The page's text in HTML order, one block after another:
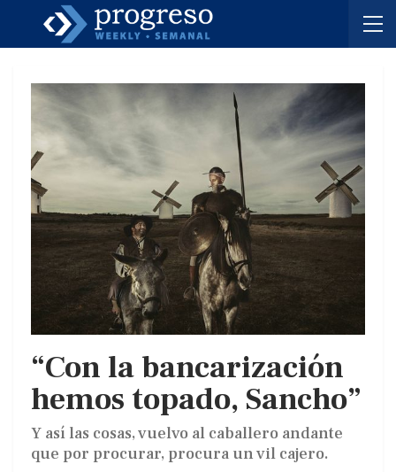
“Con la bancarización
hemos topado, Sancho”
Y así las cosas, vuelvo al caballero andante
que por procurar, procura un vil cajero.